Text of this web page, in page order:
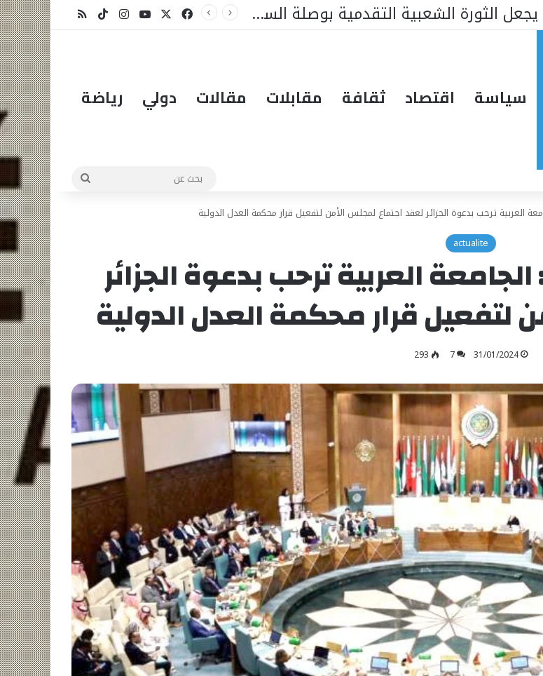
رئيس البرلمان التي ستغير كل شيء فيسبوكيوتيوبانستقرام
‫TikTokملخص الموقع RSS
سياسة اقتصاد ثقافة مقابلات مقالات دولي رياضة
بحث
العربية ترحب بدعوة الجزائر لعقد اجتماع لمجلس الأمن لتفعيل قرار محكمة العدل الدولية
actualite
العربية ترحب بدعوة الجزائر
لتفعيل قرار محكمة العدل الدولية
31/01/2024
7
293